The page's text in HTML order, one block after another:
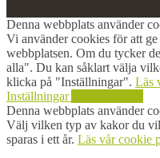
Denna webbplats använder
Vi använder cookies för att
webbplatsen. Om du tycker
alla". Du kan såklart välja
klicka på "Inställningar". Läs
Inställningar
Denna webbplats använder
Välj vilken typ av kakor du
sparas i ett år. Läs vår cookie